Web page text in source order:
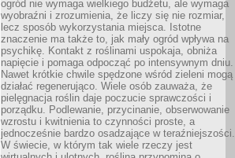
ogród nie wymaga wielkiego budżetu, ale wymaga
wyobraźni i zrozumienia, że liczy się nie rozmiar,
lecz sposób wykorzystania miejsca. Istotne
znaczenie ma także to, jak mały ogród wpływa na
psychikę. Kontakt z roślinami uspokaja, obniża
napięcie i pomaga odpocząć po intensywnym dniu.
Nawet krótkie chwile spędzone wśród zieleni mogą
działać regenerująco. Wiele osób zauważa, że
pielęgnacja roślin daje poczucie sprawczości i
porządku. Podlewanie, przycinanie, obserwowanie
wzrostu i kwitnienia to czynności proste, a
jednocześnie bardzo osadzające w teraźniejszości.
W świecie, w którym tak wiele rzeczy jest